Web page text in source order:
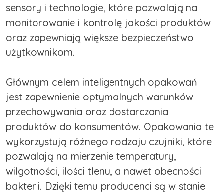
sensory i technologie, które pozwalają na
monitorowanie i kontrolę jakości produktów
oraz zapewniają większe bezpieczeństwo
użytkownikom.
Głównym celem inteligentnych opakowań
jest zapewnienie optymalnych warunków
przechowywania oraz dostarczania
produktów do konsumentów. Opakowania te
wykorzystują różnego rodzaju czujniki, które
pozwalają na mierzenie temperatury,
wilgotności, ilości tlenu, a nawet obecności
bakterii. Dzięki temu producenci są w stanie